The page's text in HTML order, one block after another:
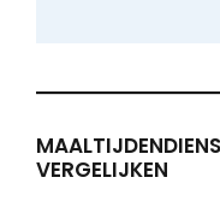
VERGELIJKEN